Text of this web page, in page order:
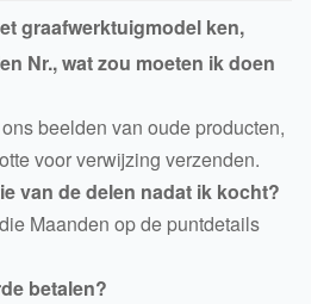
graafwerktuigmodel ken,
Nr., wat zou moeten ik doen
beelden van oude producten,
voor verwijzing verzenden.
van de delen nadat ik kocht?
Maanden op de puntdetails
betalen?